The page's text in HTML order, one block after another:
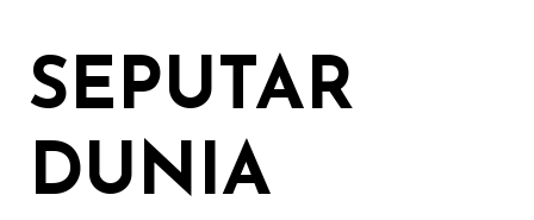
kontenSEPUTAR
DUNIA